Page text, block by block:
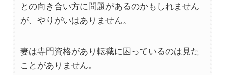
との向き合い方に問題があるのかもしれません
が、やりがいはありません。
妻は専門資格があり転職に困っているのは見た
ことがありません。